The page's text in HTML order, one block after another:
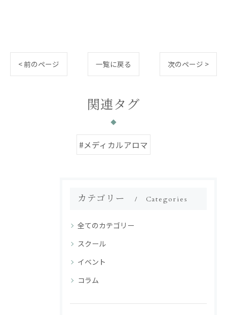
< 前のページ 一覧に戻る 次のページ >
関連タグ
#メディカルアロマ
カテゴリー Categories
全てのカテゴリー
スクール
イベント
コラム